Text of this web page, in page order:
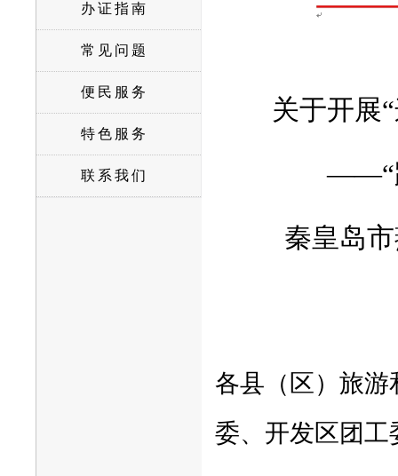
办证指南
常见问题
便民服务
特色服务
联系我们
关于开展
——“
秦皇岛
各县（区）旅
委、开发区团工